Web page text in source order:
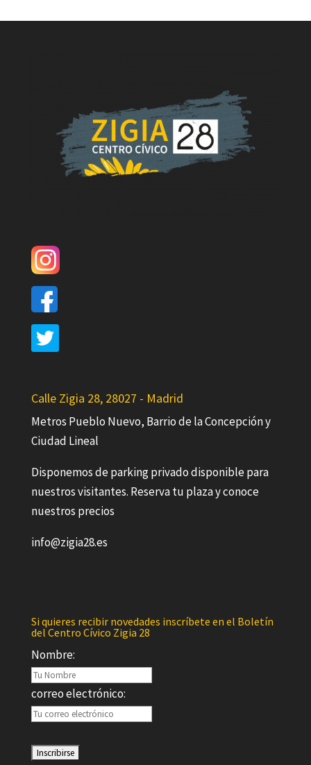
Calle Zigia 28, 28027 - Madrid
Metros Pueblo Nuevo, Barrio de la Concepción y
Ciudad Lineal
Disponemos de parking privado disponible para
nuestros visitantes. Reserva tu plaza y conoce
nuestros precios
info@zigia28.es
Si quieres recibir novedades inscríbete en el Boletín
del Centro Cívico Zigia 28
Nombre:
correo electrónico: